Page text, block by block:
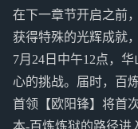
在下一章节开启之前
获得特殊的光辉成就
7月24日中午12点，
心的挑战。届时，百
首领【欧阳锋】将首
本-百炼炼狱的路径进